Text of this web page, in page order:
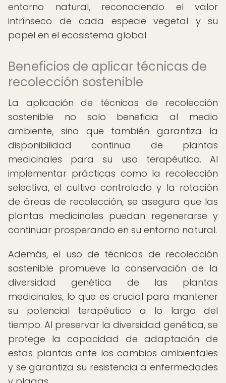
entorno natural, reconociendo el valor
intrínseco de cada especie vegetal y su
papel en el ecosistema global.
Beneficios de aplicar técnicas de
recolección sostenible
La aplicación de técnicas de recolección
sostenible no solo beneficia al medio
ambiente, sino que también garantiza la
disponibilidad continua de plantas
medicinales para su uso terapéutico. Al
implementar prácticas como la recolección
selectiva, el cultivo controlado y la rotación
de áreas de recolección, se asegura que las
plantas medicinales puedan regenerarse y
continuar prosperando en su entorno natural.
Además, el uso de técnicas de recolección
sostenible promueve la conservación de la
diversidad genética de las plantas
medicinales, lo que es crucial para mantener
su potencial terapéutico a lo largo del
tiempo. Al preservar la diversidad genética, se
protege la capacidad de adaptación de
estas plantas ante los cambios ambientales
y se garantiza su resistencia a enfermedades